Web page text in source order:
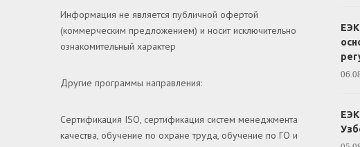
Информация не является публичной офертой
(коммерческим предложением) и носит исключительно
ознакомительный характер
Другие программы направления:
Сертификация ISO, сертификация систем менеджмента
качества, обучение по охране труда, обучение по ГО и